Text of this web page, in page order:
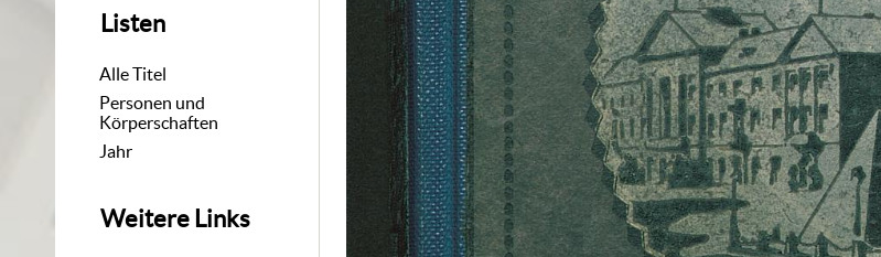
Listen
Alle Titel
Personen und
Körperschaften
Jahr
Weitere Links